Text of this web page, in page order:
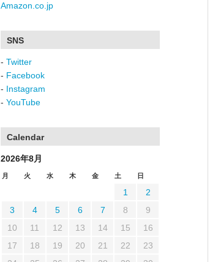
Amazon.co.jp
SNS
- Twitter
- Facebook
- Instagram
- YouTube
Calendar
2026年8月
月 火 水 木 金 土 日
1
2
3
4 5 6 7 8
9
10
11 12 13 14 15
16
17
18 19 20 21 22
23